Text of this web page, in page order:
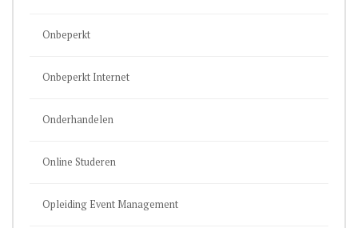
Onbeperkt
Onbeperkt Internet
Onderhandelen
Online Studeren
Opleiding Event Management